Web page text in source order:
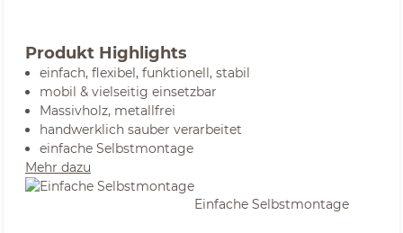
Produkt Highlights
einfach, flexibel, funktionell, stabil
mobil & vielseitig einsetzbar
Massivholz, metallfrei
handwerklich sauber verarbeitet
einfache Selbstmontage
Mehr dazu
Einfache Selbstmontage